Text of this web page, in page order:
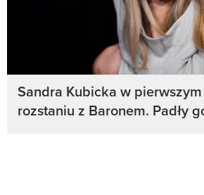
Sandra Kubicka w
rozstaniu z Baronem. Padły